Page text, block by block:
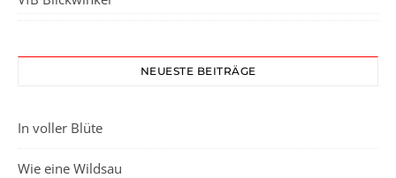
NEUESTE BEITRÄGE
In voller Blüte
Wie eine Wildsau